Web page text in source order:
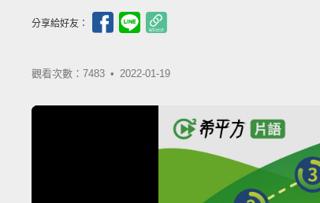
分享給好友：
觀看次數：7483 • 2022-01-19